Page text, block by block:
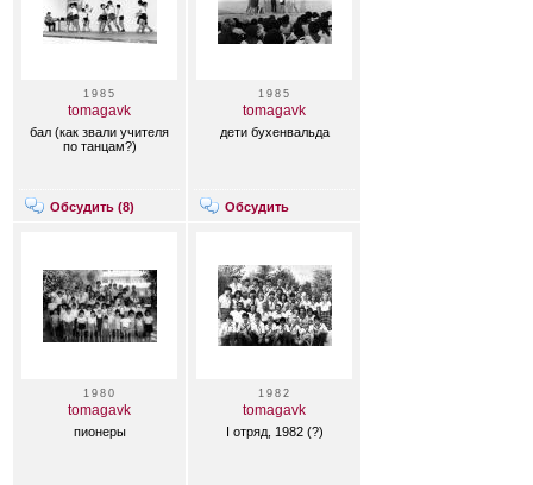
1985
tomagavk
бал (как звали учителя
по танцам?)
Обсудить (8)
1985
tomagavk
дети бухенвальда
Обсудить
1980
tomagavk
пионеры
1982
tomagavk
I отряд, 1982 (?)